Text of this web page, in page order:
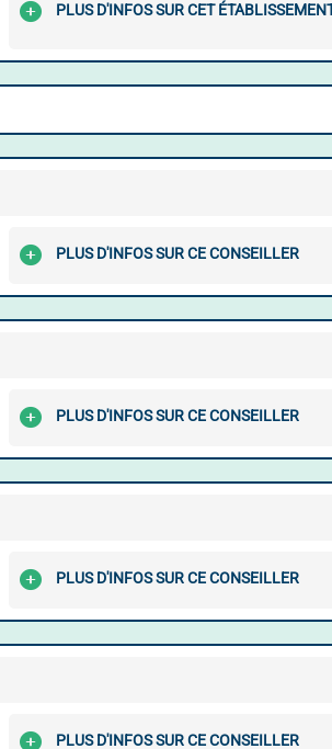
PLUS D'INFOS SUR CET
PLUS D'INFOS SUR CE CONSEILLER
PLUS D'INFOS SUR CE CONSEILLER
PLUS D'INFOS SUR CE CONSEILLER
PLUS D'INFOS SUR CE CONSEILLER